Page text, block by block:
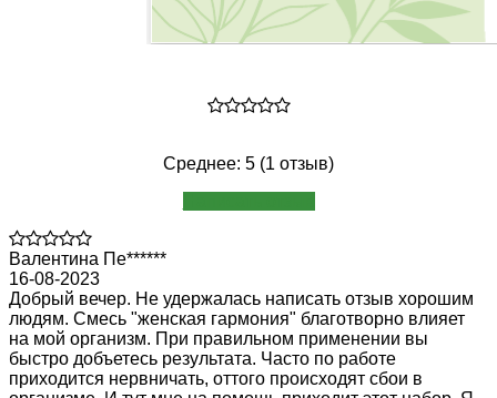
Среднее: 5 (1 отзыв)
Валентина Пе******
16-08-2023
Добрый вечер. Не удержалась написать отзыв хорошим
людям. Смесь "женская гармония" благотворно влияет
на мой организм. При правильном применении вы
быстро добъетесь результата. Часто по работе
приходится нервничать, оттого происходят сбои в